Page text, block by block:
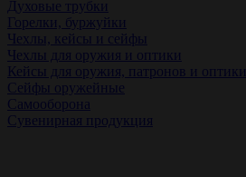
Духовые трубки
Горелки, буржуйки
Чехлы, кейсы и сейфы
Чехлы для оружия и оптики
Кейсы для оружия, патронов и оптики
Сейфы оружейные
Самооборона
Сувенирная продукция